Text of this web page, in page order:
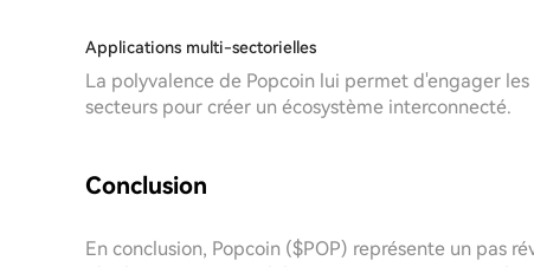
Applications multi-sectorielles
La polyvalence de Popcoin lui permet d'engager
secteurs pour créer un écosystème interconnecté.
Conclusion
En conclusion, Popcoin ($POP) représente un pas